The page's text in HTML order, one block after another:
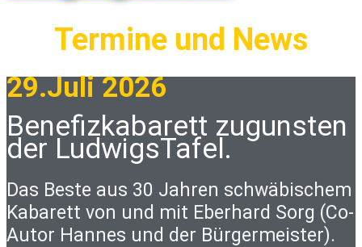
Termine und News
29.Juli 2026
Benefizkabarett zugunsten
der LudwigsTafel.
Das Beste aus 30 Jahren schwäbischem
Kabarett von und mit Eberhard Sorg (Co-
Autor Hannes und der Bürgermeister).